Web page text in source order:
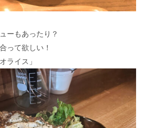
ーもあったり？
って欲しい！
ライス」